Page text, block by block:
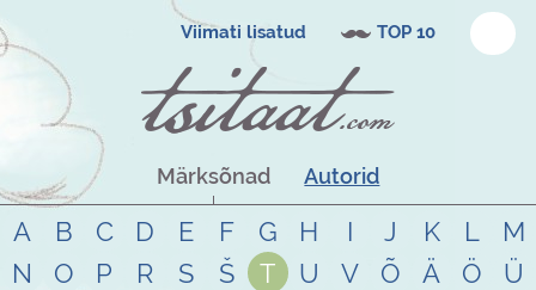
Viimati lisatud TOP 10
Märksõnad Autorid
A B C D E F G H I J K L
M
N
O P R S Š T U V Õ Ä Ö Ü